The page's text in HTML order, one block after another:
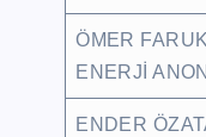
ÖMER
ENERJİ
ENDER